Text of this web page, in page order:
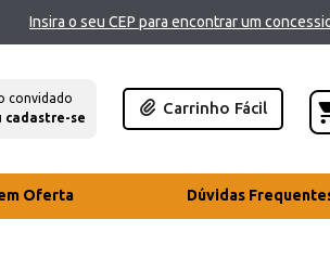
Insira o seu CEP para encontrar um
convidado
cadastre-se
Carrinho Fácil
Oferta Dúvidas